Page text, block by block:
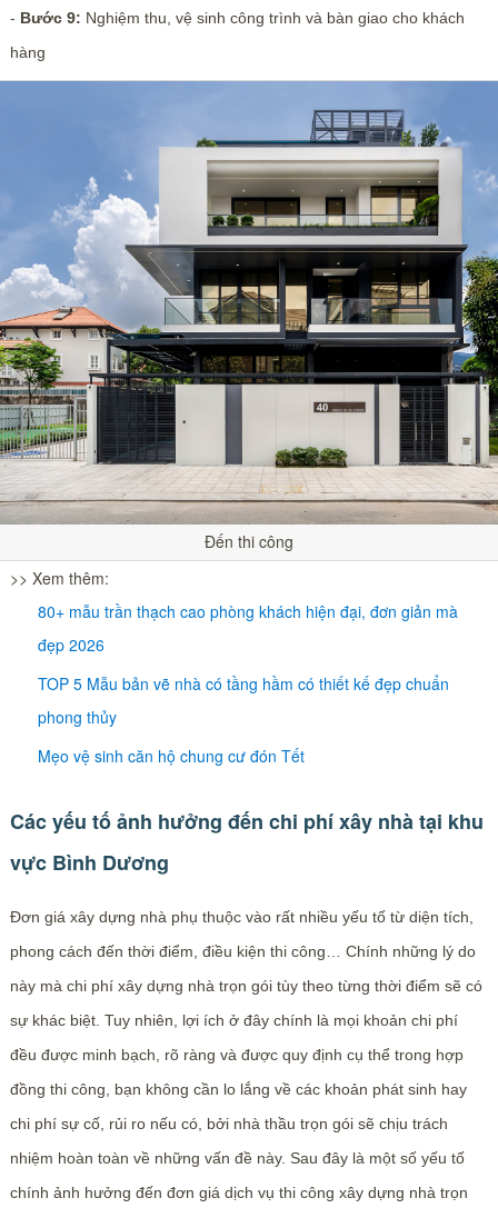
- Bước 9: Nghiệm thu, vệ sinh công trình và bàn giao cho khách
hàng
Đến thi công
>> Xem thêm:
80+ mẫu trần thạch cao phòng khách hiện đại, đơn giản mà
đẹp 2026
TOP 5 Mẫu bản vẽ nhà có tầng hầm có thiết kế đẹp chuẩn
phong thủy
Mẹo vệ sinh căn hộ chung cư đón Tết
Các yếu tố ảnh hưởng đến chi phí xây nhà tại khu
vực Bình Dương
Đơn giá xây dựng nhà phụ thuộc vào rất nhiều yếu tố từ diện tích,
phong cách đến thời điểm, điều kiện thi công… Chính những lý do
này mà chi phí xây dựng nhà trọn gói tùy theo từng thời điểm sẽ có
sự khác biệt. Tuy nhiên, lợi ích ở đây chính là mọi khoản chi phí
đều được minh bạch, rõ ràng và được quy định cụ thể trong hợp
đồng thi công, bạn không cần lo lắng về các khoản phát sinh hay
chi phí sự cố, rủi ro nếu có, bởi nhà thầu trọn gói sẽ chịu trách
nhiệm hoàn toàn về những vấn đề này. Sau đây là một số yếu tố
chính ảnh hưởng đến đơn giá dịch vụ thi công xây dựng nhà trọn